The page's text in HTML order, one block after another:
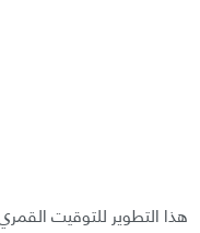
هذا التطوير للتوقيت